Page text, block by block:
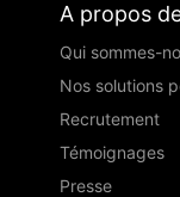
A propos
Qui sommes-
Nos solutions
Recrutement
Témoignages
Presse